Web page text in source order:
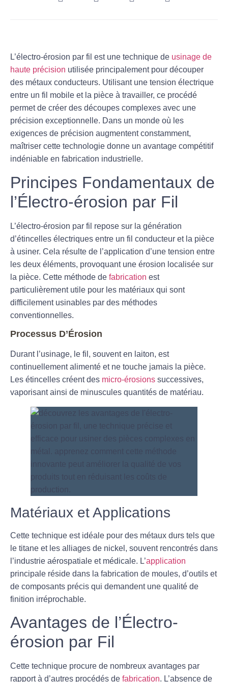
L’électro-érosion par fil est une technique de usinage de
haute précision utilisée principalement pour découper
des métaux conducteurs. Utilisant une tension électrique
entre un fil mobile et la pièce à travailler, ce procédé
permet de créer des découpes complexes avec une
précision exceptionnelle. Dans un monde où les
exigences de précision augmentent constamment,
maîtriser cette technologie donne un avantage compétitif
indéniable en fabrication industrielle.
Principes Fondamentaux de
l’Électro-érosion par Fil
L’électro-érosion par fil repose sur la génération
d’étincelles électriques entre un fil conducteur et la pièce
à usiner. Cela résulte de l’application d’une tension entre
les deux éléments, provoquant une érosion localisée sur
la pièce. Cette méthode de fabrication est
particulièrement utile pour les matériaux qui sont
difficilement usinables par des méthodes
conventionnelles.
Processus D’Érosion
Durant l’usinage, le fil, souvent en laiton, est
continuellement alimenté et ne touche jamais la pièce.
Les étincelles créent des micro-érosions successives,
vaporisant ainsi de minuscules quantités de matériau.
Matériaux et Applications
Cette technique est idéale pour des métaux durs tels que
le titane et les alliages de nickel, souvent rencontrés dans
l’industrie aérospatiale et médicale. L’application
principale réside dans la fabrication de moules, d’outils et
de composants précis qui demandent une qualité de
finition irréprochable.
Avantages de l’Électro-
érosion par Fil
Cette technique procure de nombreux avantages par
rapport à d’autres procédés de fabrication. L’absence de